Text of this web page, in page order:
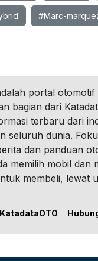
#Marc-
portal
bagian dari
terbaru dari
seluruh dunia.
dan panduan
memilih mobil dan
membeli, lewat